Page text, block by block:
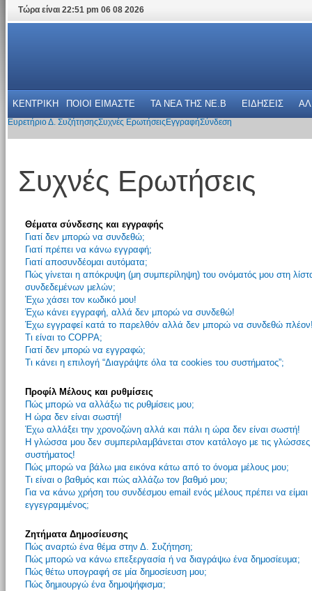
Τώρα είναι 22:51 pm 06 08 2026
ΚΕΝΤΡΙΚΗ ΠΟΙΟΙ ΕΙΜΑΣΤΕ ΤΑ ΝΕΑ THΣ NE.B ΕΙΔΗΣΕΙΣ
Ευρετήριο Δ. ΣυζήτησηςΣυχνές Ερωτήσεις ΕγγραφήΣύνδεση
Συχνές Ερωτήσεις
Θέματα σύνδεσης και εγγραφής
Γιατί δεν μπορώ να συνδεθώ;
Γιατί πρέπει να κάνω εγγραφή;
Γιατί αποσυνδέομαι αυτόματα;
Πώς γίνεται η απόκρυψη (μη συμπερίληψη) του ονόματός μου στη
συνδεδεμένων μελών;
Έχω χάσει τον κωδικό μου!
Έχω κάνει εγγραφή, αλλά δεν μπορώ να συνδεθώ!
Έχω εγγραφεί κατά το παρελθόν αλλά δεν μπορώ να συνδεθώ
Τι είναι το COPPA;
Γιατί δεν μπορώ να εγγραφώ;
Τι κάνει η επιλογή “Διαγράψτε όλα τα cookies του συστήματος”;
Προφίλ Μέλους και ρυθμίσεις
Πώς μπορώ να αλλάξω τις ρυθμίσεις μου;
Η ώρα δεν είναι σωστή!
Έχω αλλάξει την χρονοζώνη αλλά και πάλι η ώρα δεν είναι σωστή!
Η γλώσσα μου δεν συμπεριλαμβάνεται στον κατάλογο με τις γλώσσες
συστήματος!
Πώς μπορώ να βάλω μια εικόνα κάτω από το όνομα μέλους μου;
Τι είναι ο βαθμός και πώς αλλάζω τον βαθμό μου;
Για να κάνω χρήση του συνδέσμου email ενός μέλους πρέπει να είμαι
εγγεγραμμένος;
Ζητήματα Δημοσίευσης
Πώς αναρτώ ένα θέμα στην Δ. Συζήτηση;
Πώς μπορώ να κάνω επεξεργασία ή να διαγράψω ένα δημοσίευμα;
Πώς θέτω υπογραφή σε μία δημοσίευση μου;
Πώς δημιουργώ ένα δημοψήφισμα;